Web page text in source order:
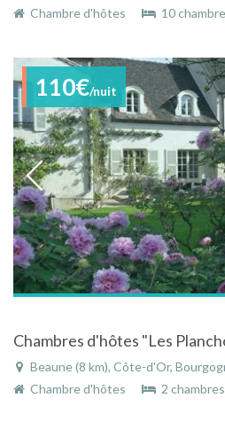
Chambre d'hôtes
10
110€/nuit
Beaune (8 km), Côte-d'Or, Bourgogne,
Chambre d'hôtes
2 chambres